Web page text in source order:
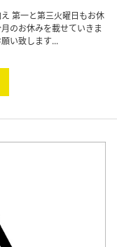
第一と第三火曜日もお休
のお休みを載せていきま
い致します...